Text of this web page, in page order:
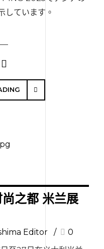
しています。
之都 米兰展
Editor
0